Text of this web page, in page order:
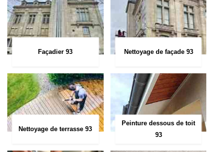
Façadier 93 Nettoyage de façade 93
Nettoyage de terrasse 93
Peinture dessous de toit
93